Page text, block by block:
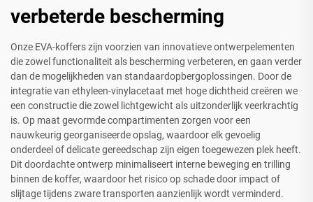
verbeterde bescherming
Onze EVA-koffers zijn voorzien van innovatieve ontwerpelementen
die zowel functionaliteit als bescherming verbeteren, en gaan verder
dan de mogelijkheden van standaardopbergoplossingen. Door de
integratie van ethyleen-vinylacetaat met hoge dichtheid creëren we
een constructie die zowel lichtgewicht als uitzonderlijk veerkrachtig
is. Op maat gevormde compartimenten zorgen voor een
nauwkeurig georganiseerde opslag, waardoor elk gevoelig
onderdeel of delicate gereedschap zijn eigen toegewezen plek heeft.
Dit doordachte ontwerp minimaliseert interne beweging en trilling
binnen de koffer, waardoor het risico op schade door impact of
slijtage tijdens zware transporten aanzienlijk wordt verminderd.